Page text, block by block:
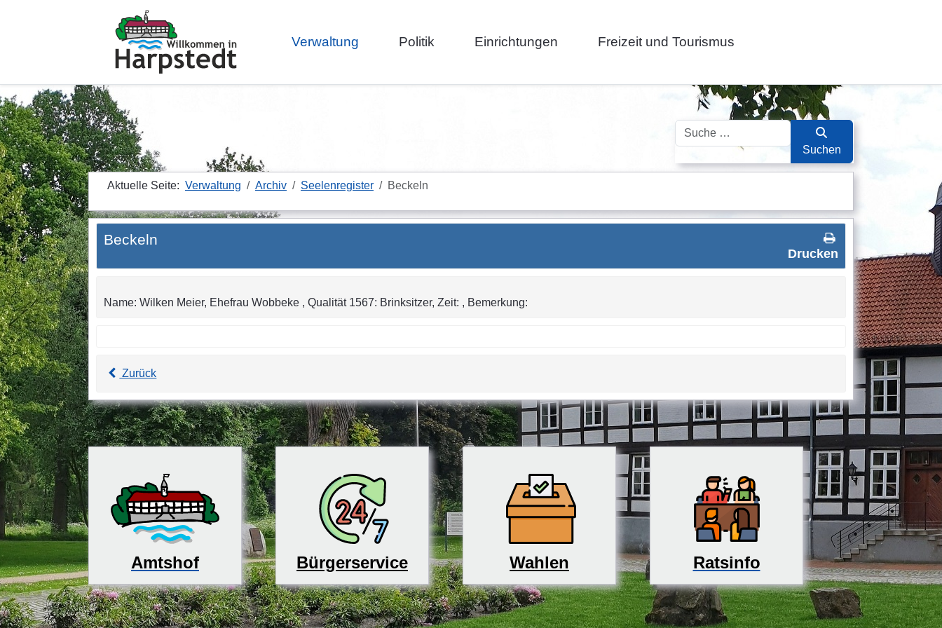
Verwaltung Politik Einrichtungen Freizeit und Tourismus
Suchen
Suchen
Aktuelle Seite: Verwaltung Archiv Seelenregister Beckeln
Drucken
Beckeln
Name: Wilken Meier, Ehefrau Wobbeke , Qualität 1567: Brinksitzer, Zeit: , Bemerkung:
Zurück
Amtshof Bürgerservice Wahlen Ratsinfo